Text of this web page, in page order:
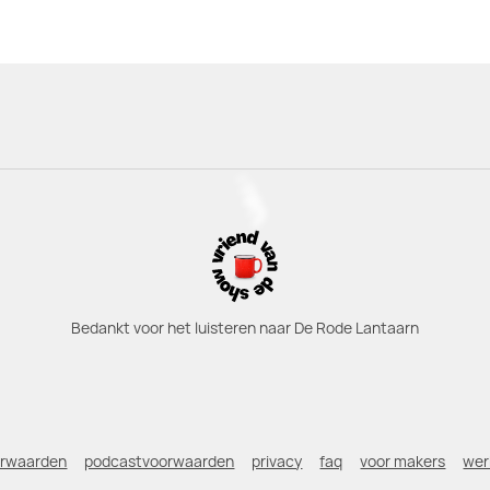
Bedankt voor het luisteren naar De Rode Lantaarn
podcastvoorwaarden privacy faq voor makers